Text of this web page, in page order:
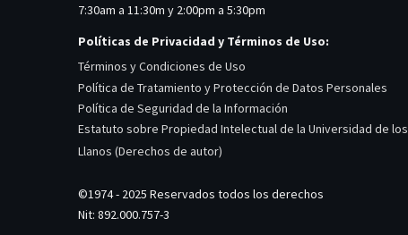
7:30am a 11:30m y 2:00pm a 5:30pm
Políticas de Privacidad y Términos de Uso:
Términos y Condiciones de Uso
Política de Tratamiento y Protección de Datos Personales
Política de Seguridad de la Información
Estatuto sobre Propiedad Intelectual de la Universidad de los
Llanos (Derechos de autor)
©1974 - 2025 Reservados todos los derechos
Nit: 892.000.757-3